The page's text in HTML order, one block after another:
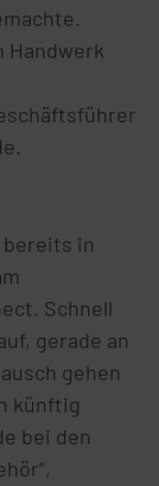
Handwerk
in
Schnell
gerade an
gehen
künftig
bei den